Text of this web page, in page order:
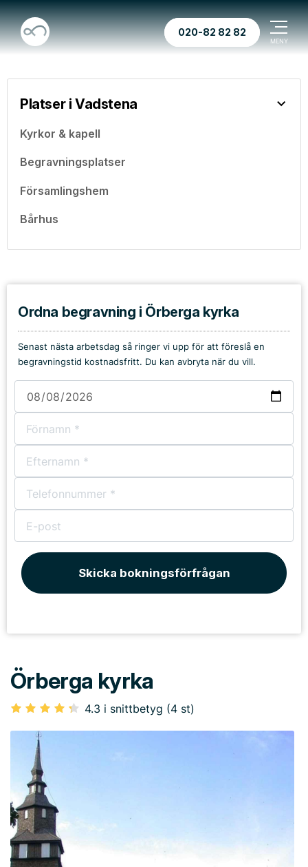
020-82 82 82
Platser i Vadstena
Kyrkor & kapell
Begravningsplatser
Församlingshem
Bårhus
Ordna begravning i Örberga kyrka
Senast nästa arbetsdag så ringer vi upp för att föreslå en
begravningstid kostnadsfritt. Du kan avbryta när du vill.
Skicka bokningsförfrågan
Örberga kyrka
4.3 i snittbetyg (4 st)